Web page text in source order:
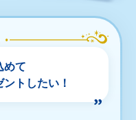
めて
トしたい！